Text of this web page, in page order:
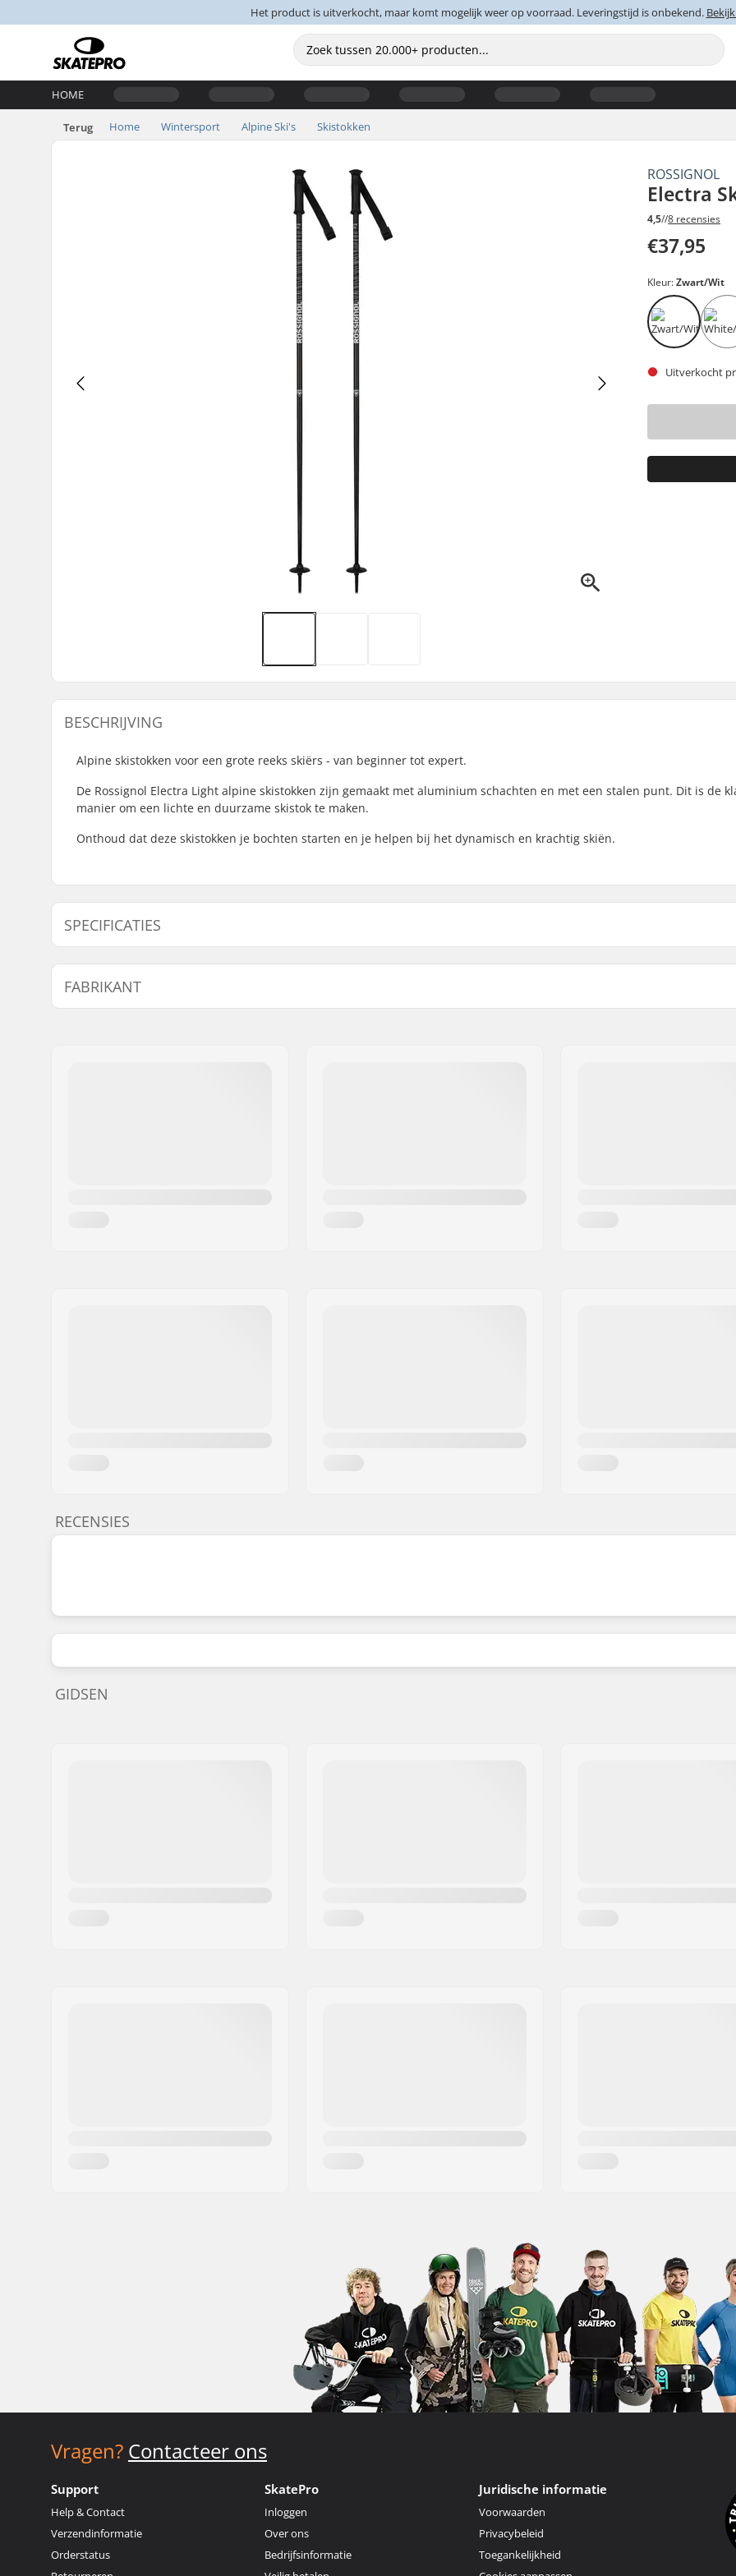
Het product is uitverkocht, maar komt mogelijk weer op voorraad. Leveringstijd is onbekend.
HOME
Terug Home Wintersport Alpine Ski's Skistokken
ROSSIGNOL
Electra
4,5//8 recensies
€37,95
Kleur:Zwart/Wit
Uitverkocht
BESCHRIJVING
Alpine skistokken voor een grote reeks skiërs - van beginner tot expert.
De Rossignol Electra Light alpine skistokken zijn gemaakt met aluminium schachten en met een stalen punt. Dit is de
manier om een lichte en duurzame skistok te maken.
Onthoud dat deze skistokken je bochten starten en je helpen bij het dynamisch en krachtig skiën.
SPECIFICATIES
Beste gebruik:
All Mountain
Handvatten:
Tip Materiaal:
Steel
Stok Materiaal:
FABRIKANT
RECENSIES
GIDSEN
Vragen? Contacteer ons
Support
Help & Contact
Verzendinformatie
Orderstatus
SkatePro
Inloggen
Over ons
Bedrijfsinformatie
Juridische informatie
Voorwaarden
Privacybeleid
Toegankelijkheid